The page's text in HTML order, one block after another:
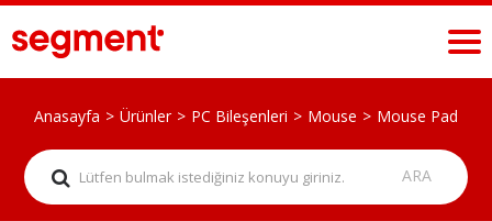
Anasayfa Ürünler PC Bileşenleri Mouse Mouse Pad